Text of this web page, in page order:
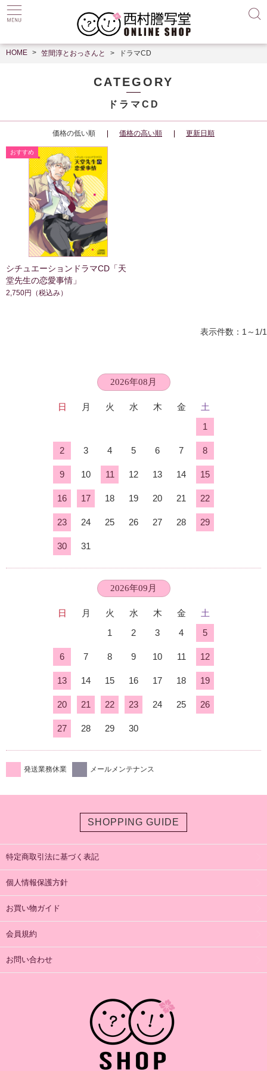
HOME 笠間淳とおっさんと ドラマCD
CATEGORY
ドラマCD
価格の低い順 価格の高い順 更新日順
シチュエーションドラマCD「天
堂先生の恋愛事情」
2,750円 （税込み）
表示件数：1～1/1
2026年08月
日 月 火 水 木 金
土
1
2 3 4 5 6 7 8
9 10 11 12 13 14 15
16 17 18 19 20 21 22
23 24 25 26 27 28 29
30 31
2026年09月
日 月 火 水 木 金
土
1
2 3 4 5
6 7 8 9 10 11 12
13 14 15 16 17 18 19
20 21 22 23 24 25 26
27 28 29 30
発送業務休業 メールメンテナンス
SHOPPING GUIDE
特定商取引法に基づく表記
個人情報保護方針
お買い物ガイド
会員規約
お問い合わせ